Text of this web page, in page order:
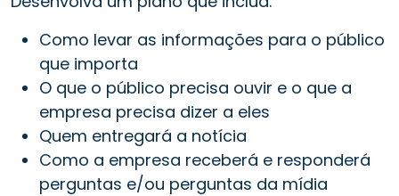
Como levar as informações para o público
que importa
O que o público precisa ouvir e o que a
empresa precisa dizer a eles
Quem entregará a notícia
Como a empresa receberá e responderá
perguntas e/ou perguntas da mídia